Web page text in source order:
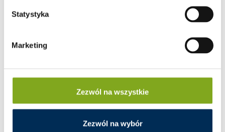
Statystyka
Marketing
Zezwól na wszystkie
Zezwól na wybór
– Chłodzenie
– Grzanie + C.W.U.
Inteligentne sterowanie z Wi-FiKażda pompa ciepła
split KAISAI Arctic posiada wbudowany moduł Wi-Fi,
który umożliwia sterowanie urządzeniem za pomocą